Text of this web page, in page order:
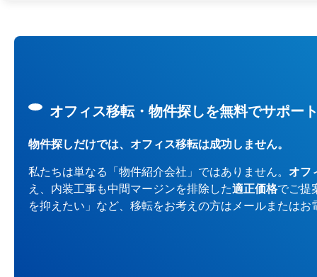
オフィス移転・物件探しを無料でサポー
物件探しだけでは、オフィス移転は成功しません。
私たちは単なる「物件紹介会社」ではありません。 オフ
え、内装工事も中間マージンを排除した適正価格でご提
を抑えたい」など、移転をお考えの方はメールまたは